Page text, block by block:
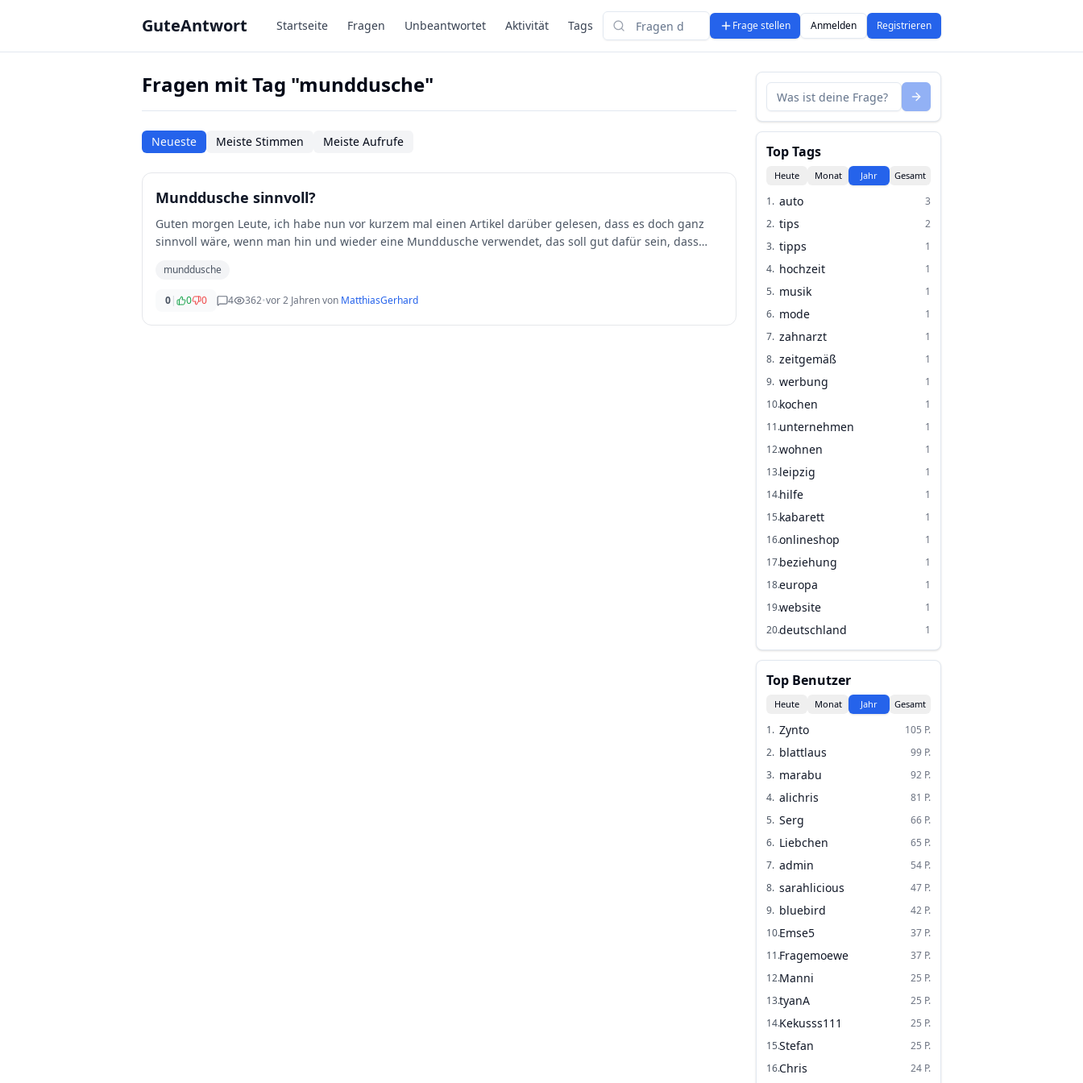
GuteAntwort Startseite Fragen Unbeantwortet Aktivität Tags
Suchen
Frage stellen Anmelden Registrieren
Fragen mit Tag "munddusche"
Neueste Meiste Stimmen Meiste Aufrufe
Munddusche sinnvoll?
Guten morgen Leute, ich habe nun vor kurzem mal einen Artikel darüber gelesen, dass es doch ganz
sinnvoll wäre, wenn man hin und wieder eine Munddusche verwendet, das soll gut dafür sein, dass
munddusche
0| 0 0 4 362•vor 2 Jahrenvon MatthiasGerhard
Top Tags
Heute Monat Jahr Gesamt
1. auto
3
2. tips
2
3. tipps
1
4. hochzeit
1
5. musik
1
6. mode
1
7. zahnarzt
1
8. zeitgemäß
1
9. werbung
1
10.kochen
1
11.unternehmen
1
12.wohnen
1
13.leipzig
1
14.hilfe
1
15.kabarett
1
16.onlineshop
1
17.beziehung
1
18.europa
1
19.website
1
20.deutschland 1
Top Benutzer
Heute Monat Jahr Gesamt
1. Zynto 105 P.
2. blattlaus 99 P.
3. marabu 92 P.
4. alichris 81 P.
5. Serg 66 P.
6. Liebchen 65 P.
7. admin 54 P.
8. sarahlicious 47 P.
9. bluebird 42 P.
10.Emse5 37 P.
11.Fragemoewe 37 P.
12.Manni 25 P.
13.tyanA 25 P.
14.Kekusss111 25 P.
15.Stefan 25 P.
16.Chris 24 P.